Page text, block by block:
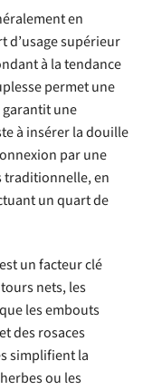
en
d’usage supérieur
à la tendance
permet une
une
à insérer la douille
par une
traditionnelle, en
un quart de
est un facteur clé
nets, les
les embouts
des rosaces
simplifient la
ou les